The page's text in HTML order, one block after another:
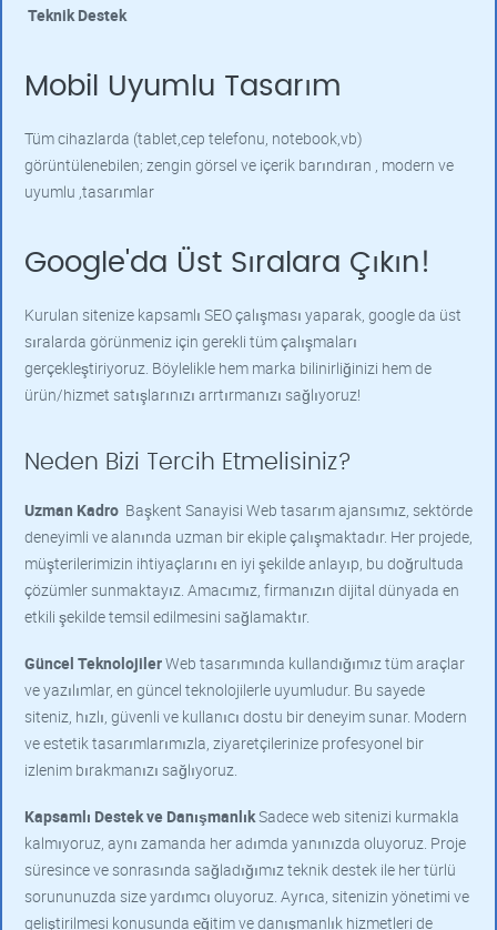
Teknik Destek
Mobil Uyumlu Tasarım
Tüm cihazlarda (tablet,cep telefonu, notebook,vb)
görüntülenebilen; zengin görsel ve içerik barındıran , modern ve
uyumlu ,tasarımlar
Google'da Üst Sıralara Çıkın!
Kurulan sitenize kapsamlı SEO çalışması yaparak, google da üst
sıralarda görünmeniz için gerekli tüm çalışmaları
gerçekleştiriyoruz. Böylelikle hem marka bilinirliğinizi hem de
ürün/hizmet satışlarınızı arrtırmanızı sağlıyoruz!
Neden Bizi Tercih Etmelisiniz?
Uzman Kadro Başkent Sanayisi Web tasarım ajansımız, sektörde
deneyimli ve alanında uzman bir ekiple çalışmaktadır. Her projede,
müşterilerimizin ihtiyaçlarını en iyi şekilde anlayıp, bu doğrultuda
çözümler sunmaktayız. Amacımız, firmanızın dijital dünyada en
etkili şekilde temsil edilmesini sağlamaktır.
Güncel TeknolojilerWeb tasarımında kullandığımız tüm araçlar
ve yazılımlar, en güncel teknolojilerle uyumludur. Bu sayede
siteniz, hızlı, güvenli ve kullanıcı dostu bir deneyim sunar. Modern
ve estetik tasarımlarımızla, ziyaretçilerinize profesyonel bir
izlenim bırakmanızı sağlıyoruz.
Kapsamlı Destek ve DanışmanlıkSadece web sitenizi kurmakla
kalmıyoruz, aynı zamanda her adımda yanınızda oluyoruz. Proje
süresince ve sonrasında sağladığımız teknik destek ile her türlü
sorununuzda size yardımcı oluyoruz. Ayrıca, sitenizin yönetimi ve
geliştirilmesi konusunda eğitim ve danışmanlık hizmetleri de